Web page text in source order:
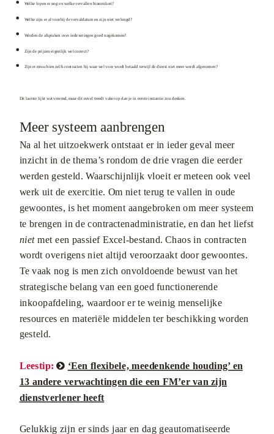
Welke lopen er nog en welke vervallen binnenkort?
Welke zijn er al voorbij de vervaldatum en zijn niet verlengd?
Worden de afspraken over indexeringen goed nagekomen?
Zijn de prijzen eigenlijk wel correct?
Zijn er misschien zelfs contracten bij waar wel voor wordt betaald terwijl de dienst niet meer wordt afgenomen?
Dit laatste lijkt wat vreemd, maar dit euvel treedt vaker op dan je in eerste instantie zou denken.
Meer systeem aanbrengen
Na al het uitzoekwerk ontstaat er in ieder geval meer
inzicht in de thema’s rondom de drie vragen die eerder
werden gesteld. Waarschijnlijk vloeit er meteen ook veel
werk uit de exercitie. Om niet terug te vallen in oude
gewoontes, is het moment aangebroken om meer systeem
te brengen in de contractenadministratie, en dan het liefst
nietmet een passief Excel-bestand. Chaos in contracten
wordt overigens niet altijd veroorzaakt door gewoontes.
Te vaak nog is men zich onvoldoende bewust van het
strategische belang van een goed functionerende
inkoopafdeling, waardoor er te weinig menselijke
resources en materiële middelen ter beschikking worden
gesteld.
Leestip:  ‘Een flexibele, meedenkende houding’ en
13 andere verwachtingen die een FM’er van zijn
dienstverlener heeft
Gelukkig zijn er sinds jaar en dag geautomatiseerde